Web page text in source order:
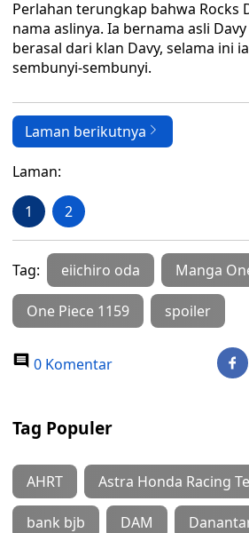
Perlahan terungkap bahwa Rocks
nama aslinya. Ia bernama asli
berasal dari klan Davy, selama ini
sembunyi-sembunyi.
Laman berikutnya
Laman:
1 2
Tag: eiichiro oda Manga
One Piece 1159 spoiler
0 Komentar
Tag Populer
AHRT Astra Honda Racing
bank bjb DAM